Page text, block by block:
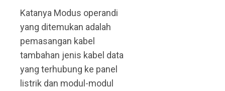
Katanya Modus operandi
yang ditemukan adalah
pemasangan kabel
tambahan jenis kabel data
yang terhubung ke panel
listrik dan modul-modul